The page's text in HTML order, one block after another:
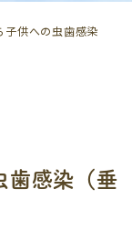
子供への虫歯感染
歯感染（垂